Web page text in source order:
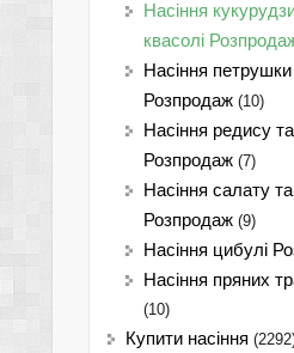
Насіння
квасолі
Насіння
Розпродаж (10)
Насіння редису
Розпродаж (7)
Насіння салату
Розпродаж (9)
Насіння цибулі
Насіння пряних
(10)
Купити насіння